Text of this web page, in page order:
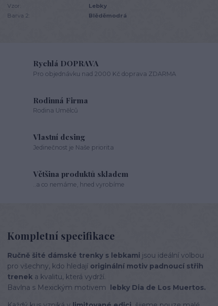
Vzor:
Lebky
Barva 2:
Blěděmodrá
Rychlá DOPRAVA
Pro objednávku nad 2000 Kč doprava ZDARMA
Rodinná Firma
Rodina Umělců
Vlastní desing
Jedinečnost je Naše priorita
Většina produktů skladem
..a co nemáme, hned vyrobíme
Kompletní specifikace
Ručně šité dámské trenky s lebkami jsou ideální volbou
pro všechny, kdo hledají originální motiv padnoucí střih
trenek a kvalitu, která vydrží.
Bavlna s Mexickým motivem lebky Dia de Los Muertos.